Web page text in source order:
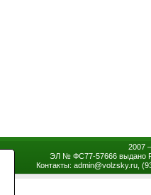
2007
ЭЛ № ФС77-57666 выдано
Контакты: admin@volzsky.ru,